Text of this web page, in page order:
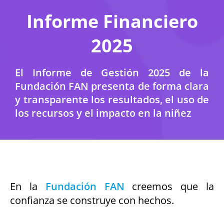
Informe Financiero
2025
El Informe de Gestión 2025 de la
Fundación FAN presenta de forma clara
y transparente los resultados, el uso de
los recursos y el impacto en la niñez
En la Fundación FAN creemos que la
confianza se construye con hechos.